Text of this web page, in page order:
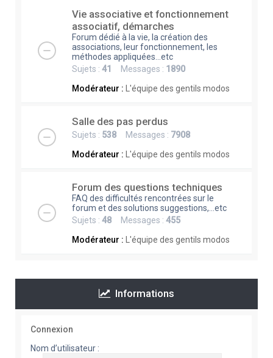
Vie associative et fonctionnement
associatif, démarches
Forum dédié à la vie, la création des
associations, leur fonctionnement, les
méthodes appliquées...etc
Sujets : 41 Messages : 1890
Modérateur :
L'équipe des gentils modos
Salle des pas perdus
Sujets : 538 Messages : 7908
Modérateur :
L'équipe des gentils modos
Forum des questions techniques
FAQ des difficultés rencontrées sur le
forum et des solutions suggestions,...etc
Sujets : 48 Messages : 455
Modérateur :
L'équipe des gentils modos
Informations
Connexion
Nom d’utilisateur :